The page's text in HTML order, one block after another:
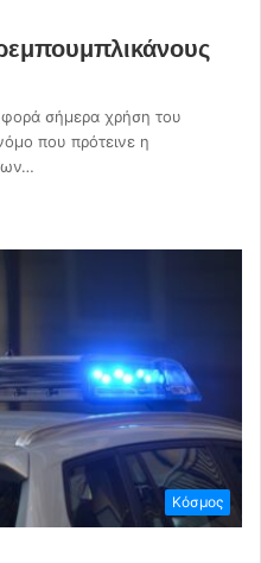
σήμερα χρήση του
που πρότεινε η
Κόσμος